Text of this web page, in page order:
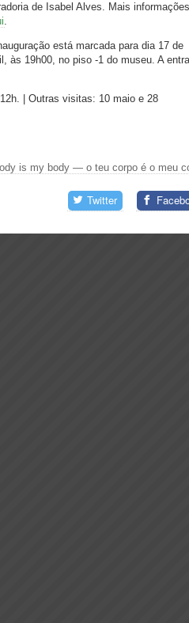
de Isabel Alves. Mais informações
.
está marcada para dia 17 de
às 19h00, no piso -1 do museu. A
| Outras visitas: 10 maio e 28
is my body — o teu corpo é o meu
Twitter